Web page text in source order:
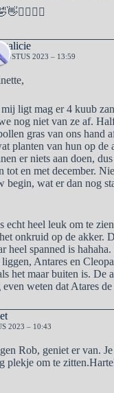
2023 – 13:59
ligt mag er 4 kuub
nog niet van ze af.
gras van ons hand
planten van hun op de
er niets aan doen,
tot en met december.
begin, wat er dan nog
echt heel leuk om te
onkruid op de akker.
heel spanned is
Antares en
het maar buiten is. De
weten dat Atares de
2023 – 10:43
Rob, geniet er van.
plekje om te